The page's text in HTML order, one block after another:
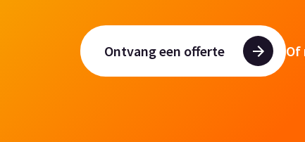
Ontvang een offerte Of